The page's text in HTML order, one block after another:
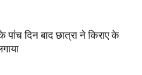
पांच दिन बाद छात्रा ने किराए के